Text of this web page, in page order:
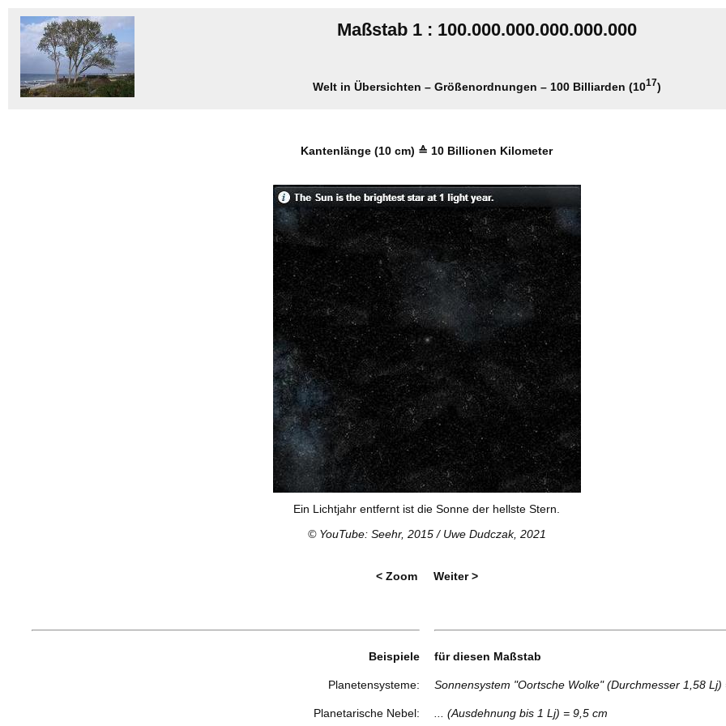
Maßstab 1 : 100.000.000.000.000.000
Welt in Übersichten – Größenordnungen – 100 Billiarden (1017)
Kantenlänge (10 cm) ≙ 10 Billionen Kilometer
Ein Lichtjahr entfernt ist die Sonne der hellste Stern.
© YouTube: Seehr, 2015/ Uwe Dudczak, 2021
< Zoom Weiter >
Beispiele für diesen Maßstab
Planetensysteme: Sonnensystem "Oortsche Wolke" (Durchmesser 1,58 Lj)
Planetarische Nebel: ... (Ausdehnung bis 1 Lj) = 9,5 cm